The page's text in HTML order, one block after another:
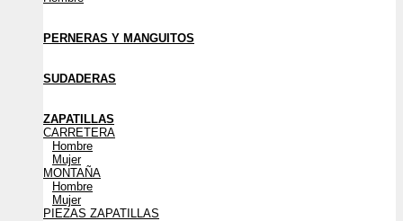
PERNERAS Y MANGUITOS
SUDADERAS
ZAPATILLAS
CARRETERA
Hombre
Mujer
MONTAÑA
Hombre
Mujer
PIEZAS ZAPATILLAS